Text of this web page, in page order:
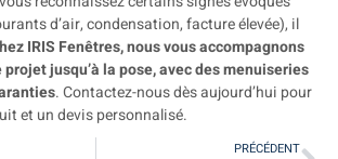
d’air, condensation, facture élevée), il
IRIS Fenêtres, nous vous accompagnons
projet jusqu’à la pose, avec des menuiseries
. Contactez-nous dès aujourd’hui pour
et un devis personnalisé.
PRÉCÉDENT